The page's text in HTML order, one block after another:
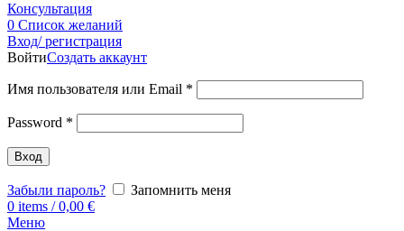
Консультация
0 Список желаний
Вход/ регистрация
ВойтиСоздать аккаунт
Имя пользователя или Email *
Password *
Вход
Забыли пароль?
Запомнить меня
0 items / 0,00 €
Меню